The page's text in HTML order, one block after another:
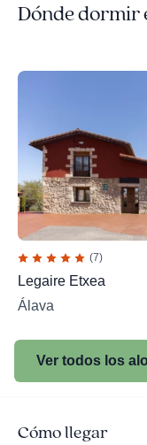
Dónde
(7)
Legaire Etxea
Álava
Ver todos los
Cómo llegar